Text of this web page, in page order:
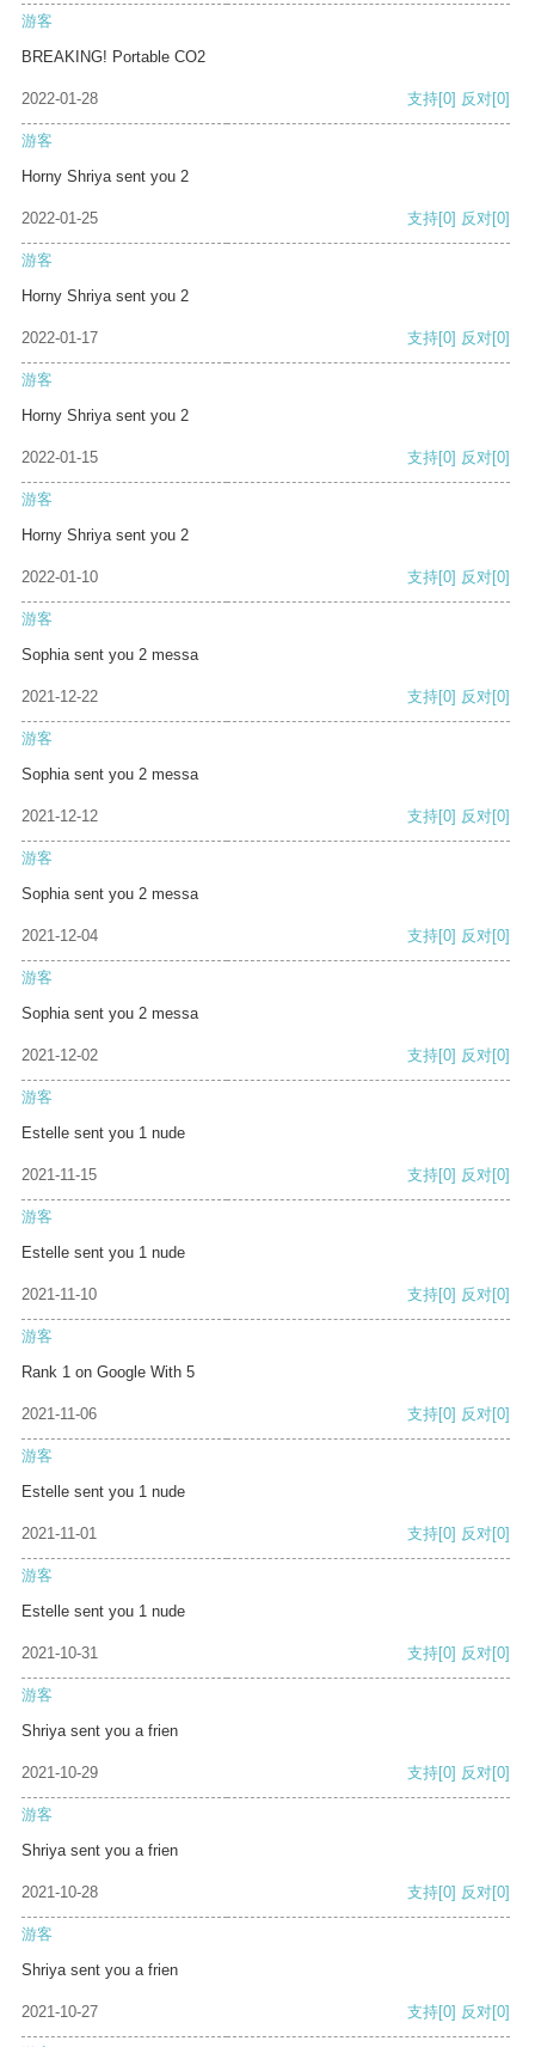
游客
BREAKING! Portable CO2
2022-01-28 支持[0] 反对[0]
游客
Horny Shriya sent you 2
2022-01-25 支持[0] 反对[0]
游客
Horny Shriya sent you 2
2022-01-17 支持[0] 反对[0]
游客
Horny Shriya sent you 2
2022-01-15 支持[0] 反对[0]
游客
Horny Shriya sent you 2
2022-01-10 支持[0] 反对[0]
游客
Sophia sent you 2 messa
2021-12-22 支持[0] 反对[0]
游客
Sophia sent you 2 messa
2021-12-12 支持[0] 反对[0]
游客
Sophia sent you 2 messa
2021-12-04 支持[0] 反对[0]
游客
Sophia sent you 2 messa
2021-12-02 支持[0] 反对[0]
游客
Estelle sent you 1 nude
2021-11-15 支持[0] 反对[0]
游客
Estelle sent you 1 nude
2021-11-10 支持[0] 反对[0]
游客
Rank 1 on Google With 5
2021-11-06 支持[0] 反对[0]
游客
Estelle sent you 1 nude
2021-11-01 支持[0] 反对[0]
游客
Estelle sent you 1 nude
2021-10-31 支持[0] 反对[0]
游客
Shriya sent you a frien
2021-10-29 支持[0] 反对[0]
游客
Shriya sent you a frien
2021-10-28 支持[0] 反对[0]
游客
Shriya sent you a frien
2021-10-27 支持[0] 反对[0]